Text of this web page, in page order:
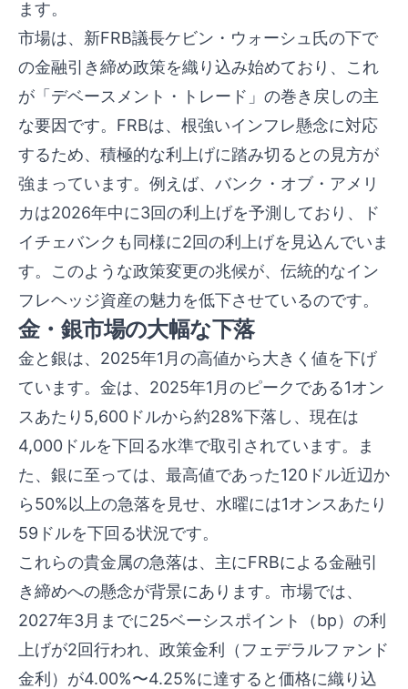
ます。
市場は、新FRB議長ケビン・ウォーシュ氏の下で
の金融引き締め政策を織り込み始めており、これ
が「デベースメント・トレード」の巻き戻しの主
な要因です。FRBは、根強いインフレ懸念に対応
するため、積極的な利上げに踏み切るとの見方が
強まっています。例えば、バンク・オブ・アメリ
カは2026年中に3回の利上げを予測しており、ド
イチェバンクも同様に2回の利上げを見込んでいま
す。このような政策変更の兆候が、伝統的なイン
フレヘッジ資産の魅力を低下させているのです。
金・銀市場の大幅な下落
金と銀は、2025年1月の高値から大きく値を下げ
ています。金は、2025年1月のピークである1オン
スあたり5,600ドルから約28%下落し、現在は
4,000ドルを下回る水準で取引されています。ま
た、銀に至っては、最高値であった120ドル近辺か
ら50%以上の急落を見せ、水曜には1オンスあたり
59ドルを下回る状況です。
これらの貴金属の急落は、主にFRBによる金融引
き締めへの懸念が背景にあります。市場では、
2027年3月までに25ベーシスポイント（bp）の利
上げが2回行われ、政策金利（フェデラルファンド
金利）が4.00%〜4.25%に達すると価格に織り込